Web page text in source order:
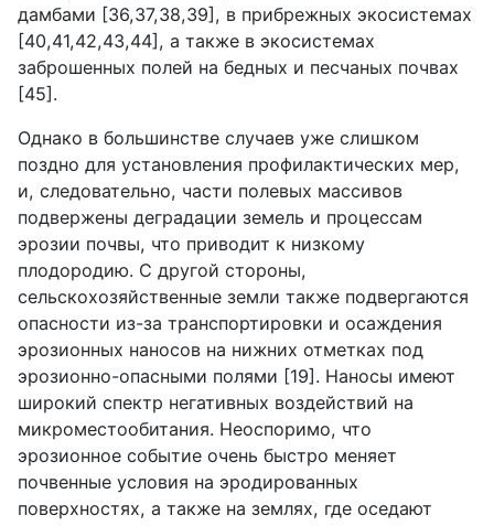
дамбами [36,37,38,39], в прибрежных экосистемах
[40,41,42,43,44], а также в экосистемах
заброшенных полей на бедных и песчаных почвах
[45].
Однако в большинстве случаев уже слишком
поздно для установления профилактических мер,
и, следовательно, части полевых массивов
подвержены деградации земель и процессам
эрозии почвы, что приводит к низкому
плодородию. С другой стороны,
сельскохозяйственные земли также подвергаются
опасности из-за транспортировки и осаждения
эрозионных наносов на нижних отметках под
эрозионно-опасными полями [19]. Наносы имеют
широкий спектр негативных воздействий на
микроместообитания. Неоспоримо, что
эрозионное событие очень быстро меняет
почвенные условия на эродированных
поверхностях, а также на землях, где оседают